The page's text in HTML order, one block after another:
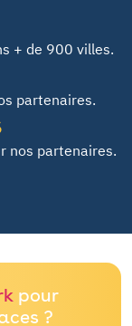
+ de 900 villes.
partenaires.
nos partenaires.
pour
?